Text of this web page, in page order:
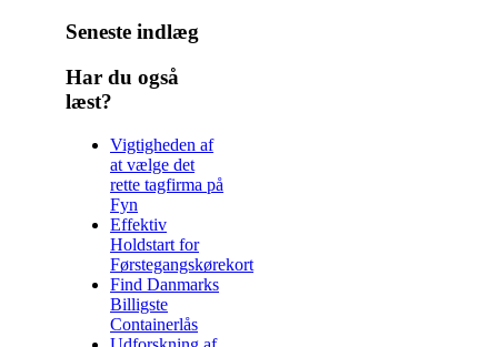
Seneste indlæg
Har du også
læst?
Vigtigheden af
at vælge det
rette tagfirma på
Fyn
Effektiv
Holdstart for
Førstegangskørekort
Find Danmarks
Billigste
Containerlås